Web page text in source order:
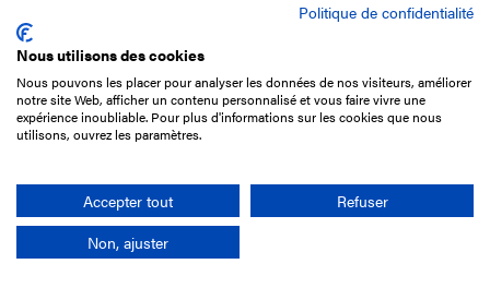
cent mètres. Elle a gagné très facilement.
Vernie n’est pas passée sur le ring, comme Volta, mais elle
appartient en partie à David Salabi… comme Volta ! Leur
sœurVaramini(Siyouni) a en revanche étéadjugée l’année
dernière aux ventes d’août à Deauville pour 300 000 € à
ANODOR(M2), FRA par Anodin et Decize (Kentucky
Politique de confidentialité
Nous utilisons des cookies
Nous pouvons les placer pour analyser les données de nos visiteurs, améliorer
notre site Web, afficher un contenu personnalisé et vous faire vivre une
expérience inoubliable. Pour plus d'informations sur les cookies que nous
utilisons, ouvrez les paramètres.
Accepter tout
Refuser
Non, ajuster